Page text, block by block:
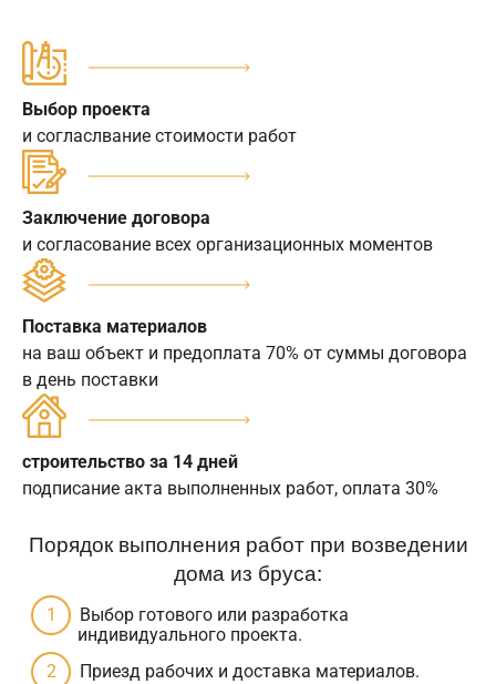
Выбор проекта
и согласлвание стоимости работ
Заключение договора
и согласование всех организационных моментов
Поставка материалов
на ваш объект и предоплата 70% от суммы договора
в день поставки
строительство за 14 дней
подписание акта выполненных работ, оплата 30%
Порядок выполнения работ при возведении
дома из бруса:
Выбор готового или разработка
индивидуального проекта.
Приезд рабочих и доставка материалов.